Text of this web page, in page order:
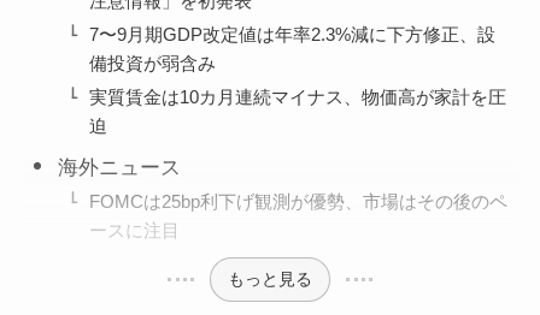
7〜9月期GDP改定値は年率2.3%減に下方修正、設
備投資が弱含み
実質賃金は10カ月連続マイナス、物価高が家計を圧
迫
海外ニュース
FOMCは25bp利下げ観測が優勢、市場はその後のペ
ースに注目
もっと見る